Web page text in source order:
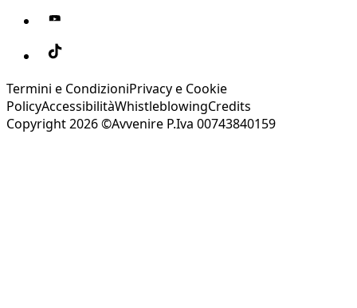
Termini e CondizioniPrivacy e Cookie
PolicyAccessibilitàWhistleblowingCredits
Copyright 2026 ©Avvenire P.Iva 00743840159